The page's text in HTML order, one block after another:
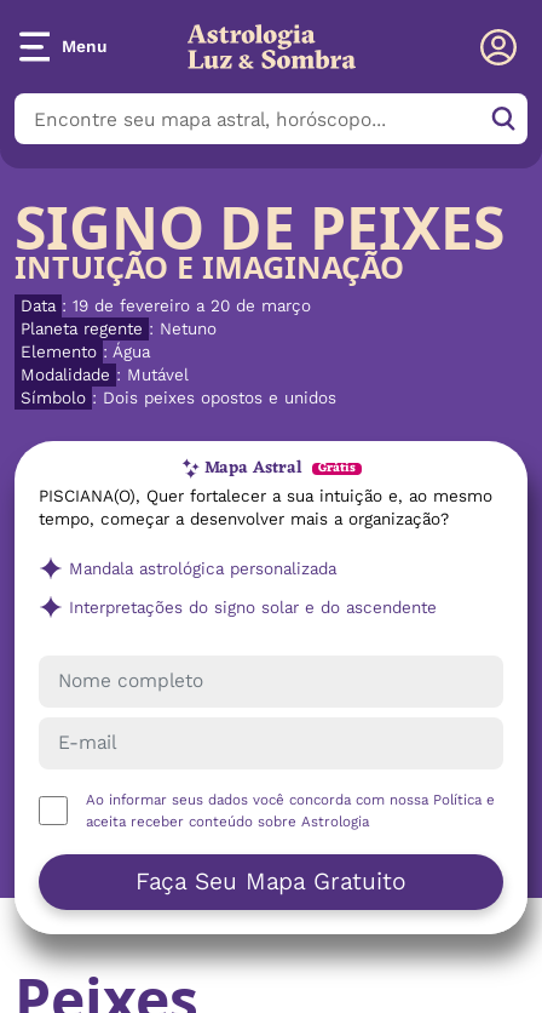
Menu
Mapa Astral Grátis
PISCIANA(O), Quer fortalecer a sua intuição e, ao mesmo
tempo, começar a desenvolver mais a organização?
Mandala astrológica personalizada
Interpretações do signo solar e do ascendente
Ao informar seus dados você concorda com nossa Políticae
aceita receber conteúdo sobre Astrologia
Faça Seu Mapa Gratuito
SIGNO DE PEIXES
INTUIÇÃO E IMAGINAÇÃO
Data : 19 de fevereiro a 20 de março
Planeta regente : Netuno
Elemento : Água
Modalidade : Mutável
Símbolo : Dois peixes opostos e unidos